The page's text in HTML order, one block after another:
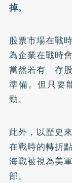
掉。
股票市場在戰
為企業在戰時
當然若有「存
準備。但只要
勁。
此外，以歷史
在戰時的轉折
海戰被視為美
部。